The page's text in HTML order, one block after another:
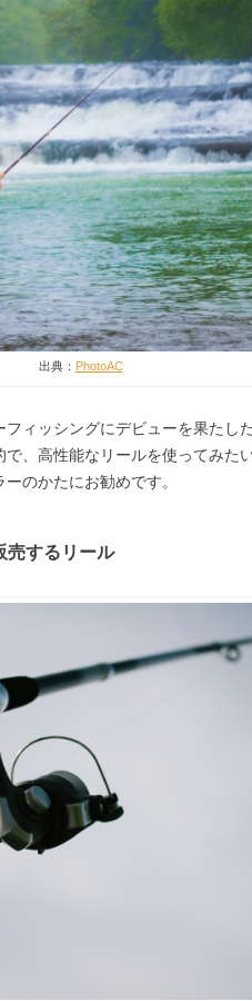
出典： PhotoAC
ィッシングにデビューを果たし
、高性能なリールを使ってみた
のかたにお勧めです。
売するリール